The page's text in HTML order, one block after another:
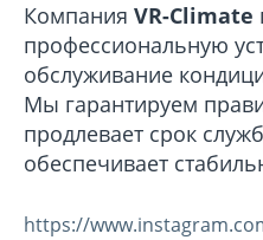
Компания VR-Climate
профессиональную
обслуживание
Мы гарантируем
продлевает срок
обеспечивает
https://